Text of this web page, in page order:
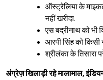
ऑस्ट्रेलिया के
नहीं खरीदा.
एस बद्रीनाथ को भी
आरपी सिंह को किसी
श्रीलंका के तिसारा
अंग्रेज़ खिलाड़ी रहे मालामाल,